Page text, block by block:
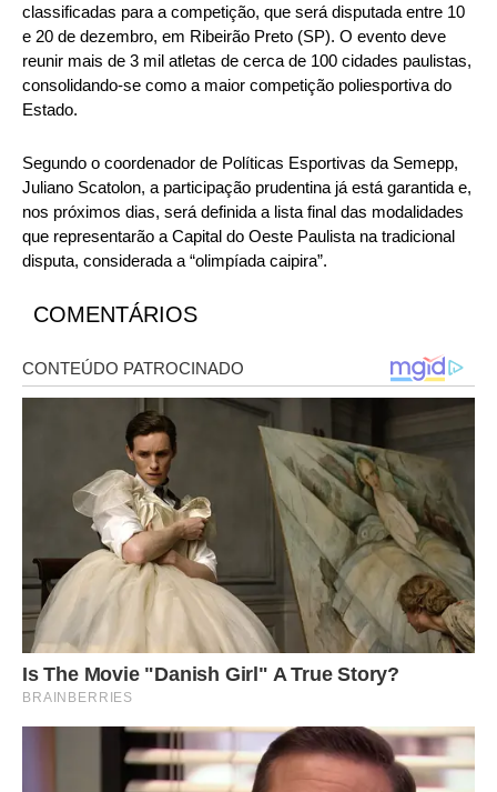
classificadas para a competição, que será disputada entre 10
e 20 de dezembro, em Ribeirão Preto (SP). O evento deve
reunir mais de 3 mil atletas de cerca de 100 cidades paulistas,
consolidando-se como a maior competição poliesportiva do
Estado.
Segundo o coordenador de Políticas Esportivas da Semepp,
Juliano Scatolon, a participação prudentina já está garantida e,
nos próximos dias, será definida a lista final das modalidades
que representarão a Capital do Oeste Paulista na tradicional
disputa, considerada a “olimpíada caipira”.
COMENTÁRIOS